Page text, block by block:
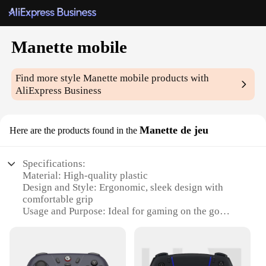
Manette mobile
Find more styleManette mobile products with
AliExpress Business
Here are the products found in the Manette de jeu
Specifications:
Material: High-quality plastic
Design and Style: Ergonomic, sleek design with
comfortable grip
Usage and Purpose: Ideal for gaming on the go
lightweight for easy handling